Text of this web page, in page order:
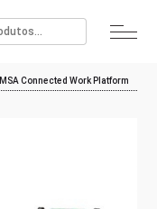
MSA Connected Work Platform